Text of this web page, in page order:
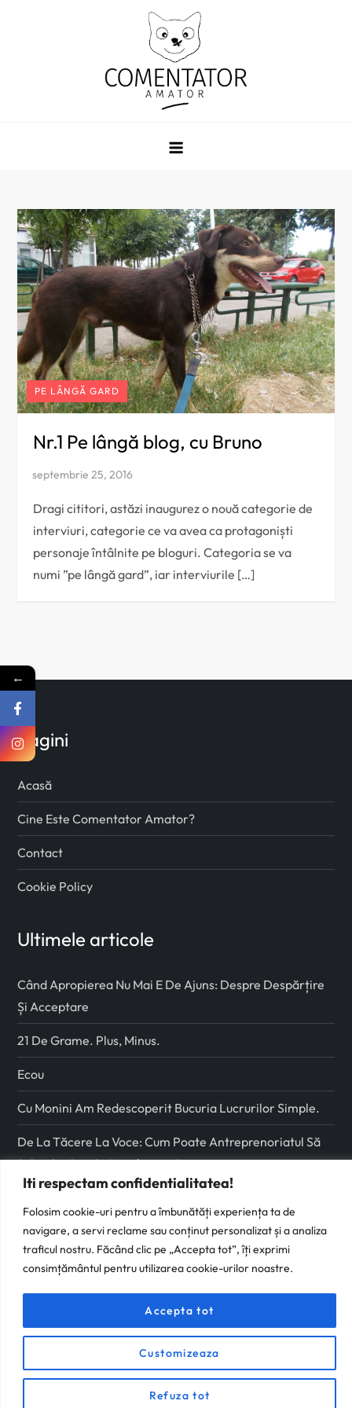
Iti respectam confidentialitatea!
Folosim cookie-uri pentru a îmbunătăți experiența ta de
navigare, a servi reclame sau conținut personalizat și a analiza
traficul nostru. Făcând clic pe „Accepta tot”, îți exprimi
consimțământul pentru utilizarea cookie-urilor noastre.
Customizeaza
Refuza tot
Accepta tot
PE LÂNGĂ GARD
Nr.1 Pe lângă blog, cu Bruno
Dragi cititori, astăzi inaugurez o nouă categorie de
interviuri, categorie ce va avea ca protagoniști
personaje întâlnite pe bloguri. Categoria se va
numi ”pe lângă gard”, iar interviurile […]
Pagini
Acasă
Cine Este Comentator Amator?
Contact
Cookie Policy
Ultimele articole
Când Apropierea Nu Mai E De Ajuns: Despre Despărțire
Și Acceptare
21 De Grame. Plus, Minus.
Ecou
Cu Monini Am Redescoperit Bucuria Lucrurilor Simple.
De La Tăcere La Voce: Cum Poate Antreprenoriatul Să
Schimbe Școala Românească
Urmareste-ma pe
Facebook
←